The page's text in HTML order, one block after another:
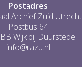
Postadres
Archief Zuid-Utrecht
Postbus 64
Wijk bij Duurstede
info@razu.nl